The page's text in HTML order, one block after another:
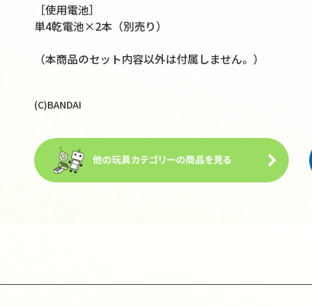
［使用電池］
単4乾電池×2本（別売り）
（本商品のセット内容以外は付属しません。）
(C)BANDAI